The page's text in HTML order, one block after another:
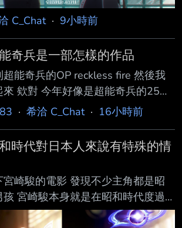
C_Chat· 9小時前
奇兵是一部怎樣的作品
超能奇兵的OP reckless fire 然後我
欸對 今年好像是超能奇兵的25周
對劇情已經忘的差不多了 但最後兩
一步步疊加上去 然後來個命中注定
一架 總之時隔許久 真的就剩OP跟結
各位怎麼看呢 --
· 希洽 C_Chat· 16小時前
時代對日本人來說有特殊的情
崎駿的電影 發現不少主角都是昭
宮崎駿本身就是在昭和時代度過
好奇昭和時代對與現在的日本人還